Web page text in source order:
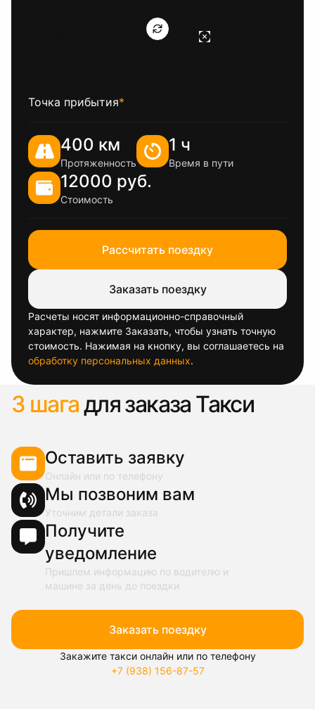
Точка прибытия*
400 км
Протяженность
1 ч
Время в пути
12000 руб.
Стоимость
Рассчитать поездку
Заказать поездку
Расчеты носят информационно-справочный
характер, нажмите Заказать, чтобы узнать точную
стоимость. Нажимая на кнопку, вы соглашаетесь на
обработку персональных данных.
3 шагадля заказа Такси
Оставить заявку
Онлайн или по телефону
Мы позвоним вам
Уточним детали заказа
Получите
уведомление
Пришлем информацию по водителю и
машине за день до поездки
Заказать поездку
Закажите такси онлайн или по телефону
+7 (938) 156-87-57